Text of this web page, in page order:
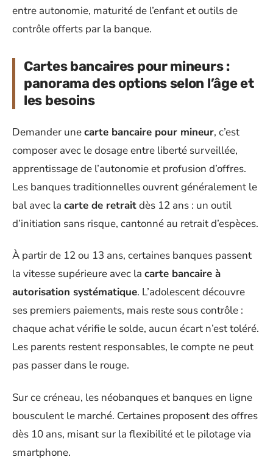
entre autonomie, maturité de l’enfant et outils de
contrôle offerts par la banque.
Cartes bancaires pour mineurs :
panorama des options selon l’âge et
les besoins
Demander unecarte bancaire pour mineur, c’est
composer avec le dosage entre liberté surveillée,
apprentissage de l’autonomie et profusion d’offres.
Les banques traditionnelles ouvrent généralement le
bal avec la carte de retraitdès 12 ans : un outil
d’initiation sans risque, cantonné au retrait d’espèces.
À partir de 12 ou 13 ans, certaines banques passent
la vitesse supérieure avec la carte bancaire à
autorisation systématique. L’adolescent découvre
ses premiers paiements, mais reste sous contrôle :
chaque achat vérifie le solde, aucun écart n’est toléré.
Les parents restent responsables, le compte ne peut
pas passer dans le rouge.
Sur ce créneau, les néobanques et banques en ligne
bousculent le marché. Certaines proposent des offres
dès 10 ans, misant sur la flexibilité et le pilotage via
smartphone.